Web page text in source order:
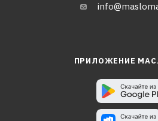
ПРИЛОЖЕНИЕ